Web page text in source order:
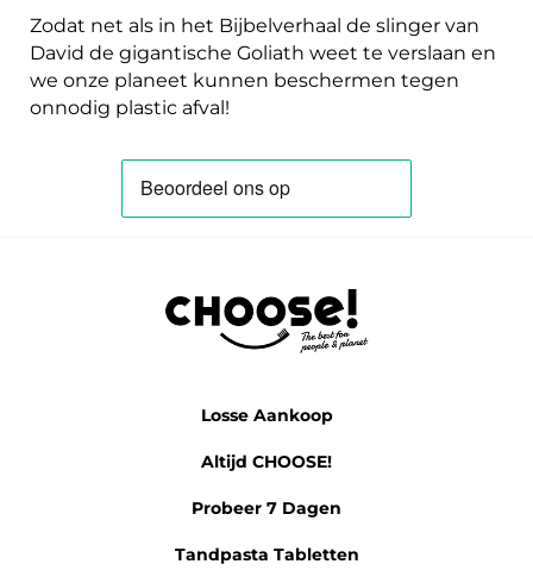
Zodat net als in het Bijbelverhaal de slinger van
David de gigantische Goliath weet te verslaan en
we onze planeet kunnen beschermen tegen
onnodig plastic afval!
Losse Aankoop
Altijd CHOOSE!
Probeer 7 Dagen
Tandpasta Tabletten